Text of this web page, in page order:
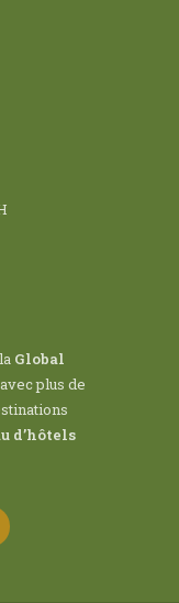
Global
plus de
d’hôtels